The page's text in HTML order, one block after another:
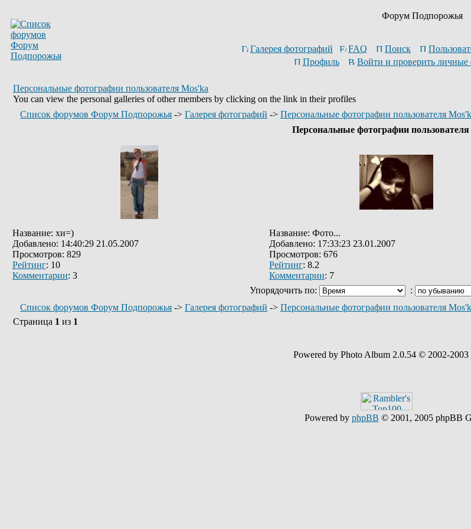
Форум Подпорожья
Галерея фотографий FAQ Поиск
Профиль
Войти и проверить личные
Персональные фотографии пользователя Mos'ka
You can view the personal galleries of other members by clicking on the link in their profiles
Список форумов Форум Подпорожья -> Галерея фотографий -> Персональные фотографии пользователя
Персональные фотографии
Название: хи=)
Добавлено: 14:40:29 21.05.2007
Просмотров: 829
Рейтинг: 10
Комментарии: 3
Название: Фото...
Добавлено: 17:33:23 23.01.2007
Просмотров: 676
Рейтинг: 8.2
Комментарии: 7
Упорядочить по:
:
Список форумов Форум Подпорожья -> Галерея фотографий -> Персональные фотографии пользователя
Страница 1 из 1
Powered by Photo Album 2.0.54 © 2002-2003
Powered by phpBB © 2001, 2005 phpBB